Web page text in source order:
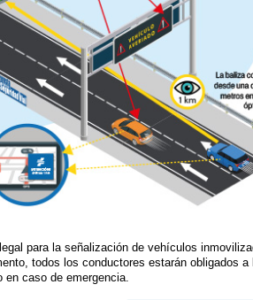
para la señalización de vehículos
todos los conductores estarán obligados a
en caso de emergencia.